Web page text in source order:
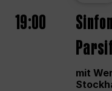
19:00
mit